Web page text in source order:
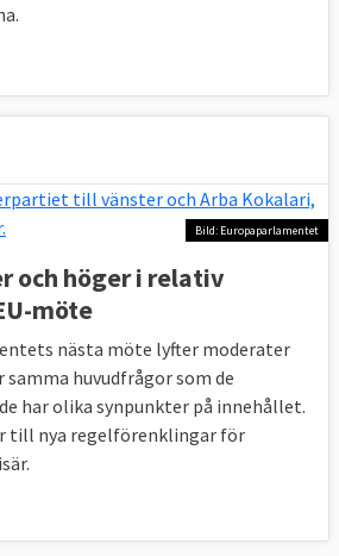
Bild: Europaparlamentet
och höger i relativ
möte
nästa möte lyfter moderater
huvudfrågor som de
har olika synpunkter på innehållet.
till nya regelförenklingar för